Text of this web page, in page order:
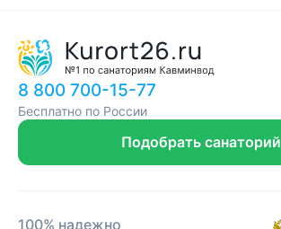
8 800 700-15-77
Бесплатно по России
Подобрать санаторий
100% надежно